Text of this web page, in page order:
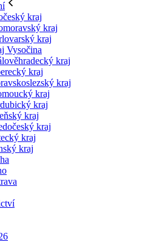
kraj
kraj
kraj
Vysočina
kraj
kraj
kraj
kraj
kraj
kraj
kraj
kraj
kraj